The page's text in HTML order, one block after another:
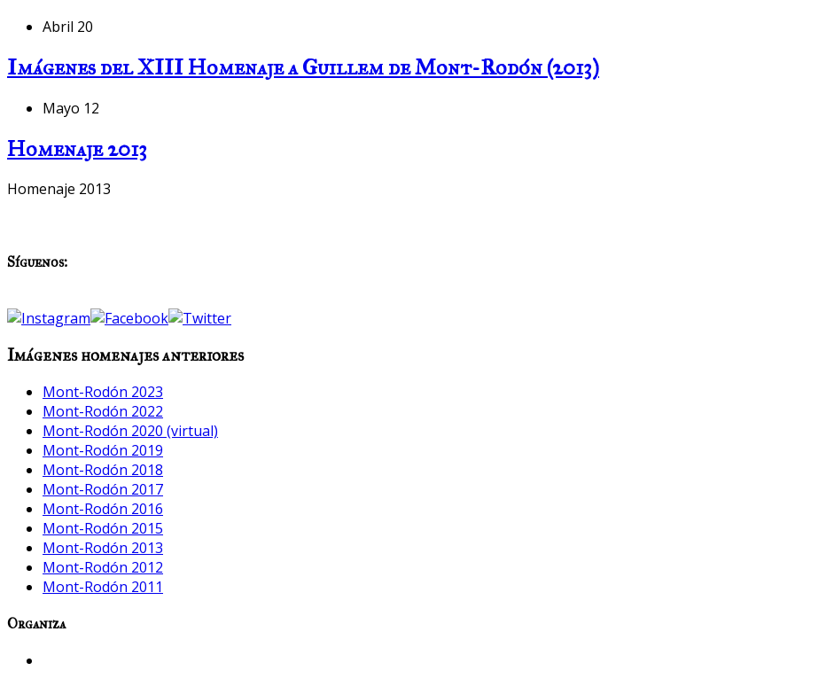
Abril 20
Imágenes del XIII Homenaje a Guillem de Mont-Rodón (2013)
Mayo 12
Homenaje 2013
Homenaje 2013
Síguenos:
Imágenes homenajes anteriores
Mont-Rodón 2023
Mont-Rodón 2022
Mont-Rodón 2020 (virtual)
Mont-Rodón 2019
Mont-Rodón 2018
Mont-Rodón 2017
Mont-Rodón 2016
Mont-Rodón 2015
Mont-Rodón 2013
Mont-Rodón 2012
Mont-Rodón 2011
Organiza